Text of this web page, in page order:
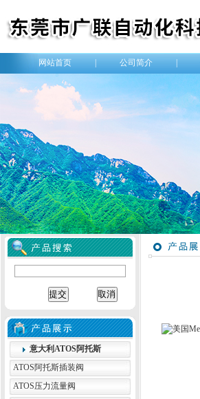
网站首页 公司简介
意大利ATOS阿托斯
ATOS阿托斯插装阀
ATOS压力流量阀